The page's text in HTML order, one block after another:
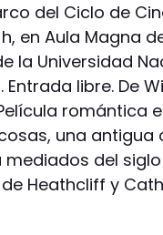
del Ciclo de
en Aula Magna
la Universidad
libre. De
romántica
una antigua
del siglo
Heathcliff y